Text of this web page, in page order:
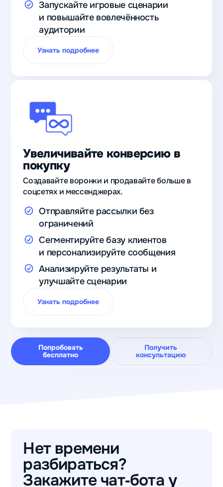
Запускайте игровые сценарии
и повышайте вовлечённость
аудитории
Узнать подробнее
Увеличивайте конверсию в
покупку
Создавайте воронки и продавайте больше в
соцсетях и мессенджерах.
Отправляйте рассылки без
ограничений
Сегментируйте базу клиентов
и персонализируйте сообщения
Анализируйте результаты и
улучшайте сценарии
Узнать подробнее
Попробовать
бесплатно
Получить
консультацию
Нет времени
разбираться?
Закажите чат‑бота у